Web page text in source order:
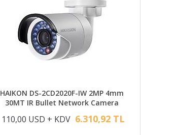
HAIKON DS-2CD2020F-IW 2MP 4mm
30MT IR Bullet Network Camera
110,00 USD + KDV 6.310,92 TL